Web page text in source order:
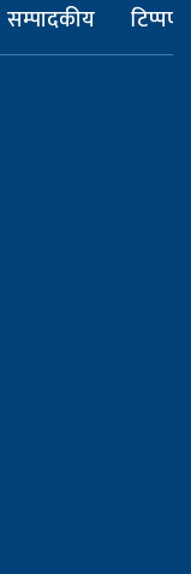
सम्पादकीय टिप्पणी